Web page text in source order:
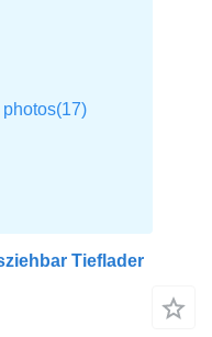
Tieflader